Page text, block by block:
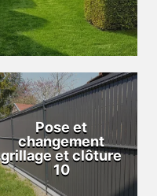
Pose et
changement
grillage et clôture
10